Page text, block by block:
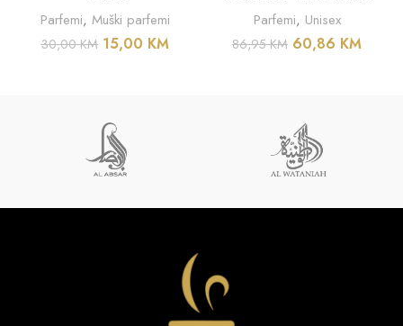
Parfemi, Muški parfemi
30,00KM 15,00 KM
Parfemi, Unisex
86,95KM 60,86 KM